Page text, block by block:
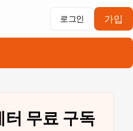
가입
로그인
터 무료 구독